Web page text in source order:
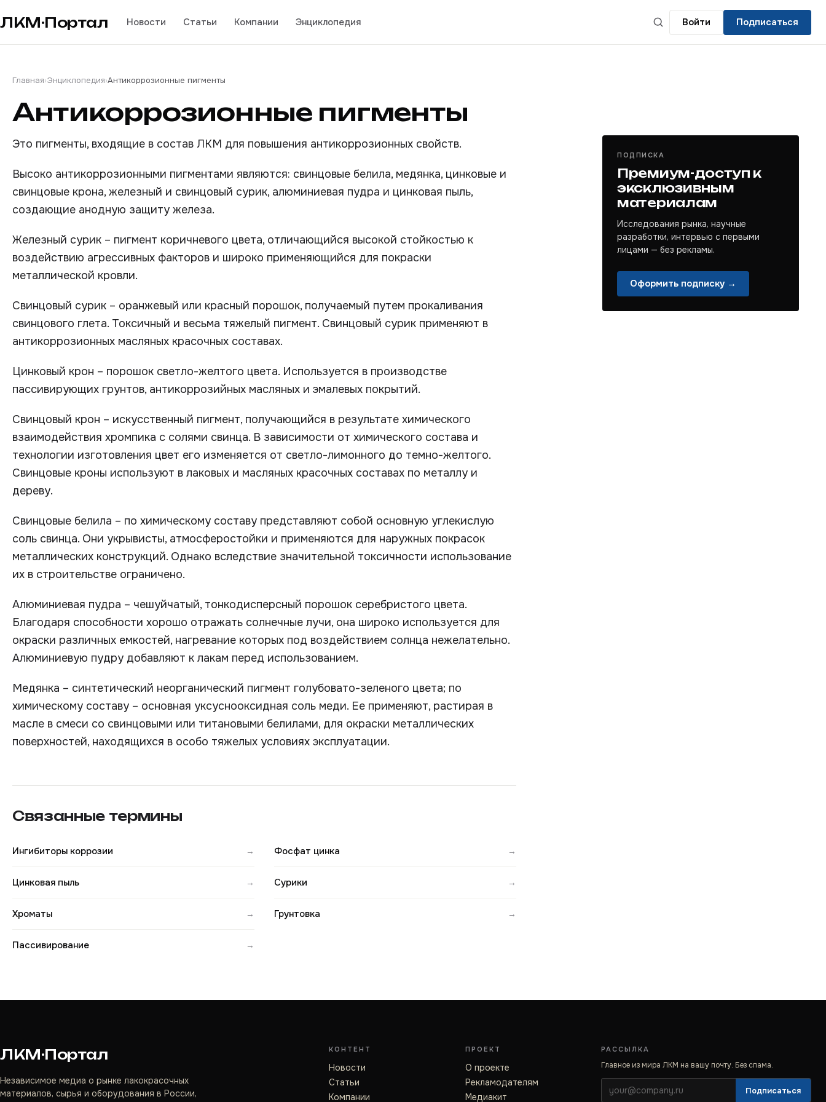
ЛКМ·Портал Новости Статьи Компании Энциклопедия Войти Подписаться
Главная›Энциклопедия›Антикоррозионные пигменты
Антикоррозионные пигменты
Это пигменты, входящие в состав ЛКМ для повышения антикоррозионных свойств.
Высоко антикоррозионными пигментами являются: свинцовые белила, медянка, цинковые и
свинцовые крона, железный и свинцовый сурик, алюминиевая пудра и цинковая пыль,
создающие анодную защиту железа.
Железный сурик – пигмент коричневого цвета, отличающийся высокой стойкостью к
воздействию агрессивных факторов и широко применяющийся для покраски
металлической кровли.
Свинцовый сурик – оранжевый или красный порошок, получаемый путем прокаливания
свинцового глета. Токсичный и весьма тяжелый пигмент. Свинцовый сурик применяют в
антикоррозионных масляных красочных составах.
Цинковый крон – порошок светло-желтого цвета. Используется в производстве
пассивирующих грунтов, антикоррозийных масляных и эмалевых покрытий.
Свинцовый крон – искусственный пигмент, получающийся в результате химического
взаимодействия хромпика с солями свинца. В зависимости от химического состава и
технологии изготовления цвет его изменяется от светло-лимонного до темно-желтого.
Свинцовые кроны используют в лаковых и масляных красочных составах по металлу и
дереву.
Свинцовые белила – по химическому составу представляют собой основную углекислую
соль свинца. Они укрывисты, атмосферостойки и применяются для наружных покрасок
металлических конструкций. Однако вследствие значительной токсичности использование
их в строительстве ограничено.
Алюминиевая пудра – чешуйчатый, тонкодисперсный порошок серебристого цвета.
Благодаря способности хорошо отражать солнечные лучи, она широко используется для
окраски различных емкостей, нагревание которых под воздействием солнца нежелательно.
Алюминиевую пудру добавляют к лакам перед использованием.
Медянка – синтетический неорганический пигмент голубовато-зеленого цвета; по
химическому составу – основная уксуснооксидная соль меди. Ее применяют, растирая в
масле в смеси со свинцовыми или титановыми белилами, для окраски металлических
поверхностей, находящихся в особо тяжелых условиях эксплуатации.
Связанные термины
Ингибиторы коррозии → Фосфат цинка →
Цинковая пыль → Сурики →
Хроматы → Грунтовка →
Пассивирование →
ПОДПИСКА
Премиум-доступ к
эксклюзивным
материалам
Исследования рынка, научные
разработки, интервью с первыми
лицами — без рекламы.
Оформить подписку →
ЛКМ·Портал
Независимое медиа о рынке лакокрасочных
материалов, сырья и оборудования в России,
КОНТЕНТ
Новости
Статьи
Компании
ПРОЕКТ
О проекте
Рекламодателям
Медиакит
РАССЫЛКА
Главное из мира ЛКМ на вашу почту. Без спама.
Подписаться